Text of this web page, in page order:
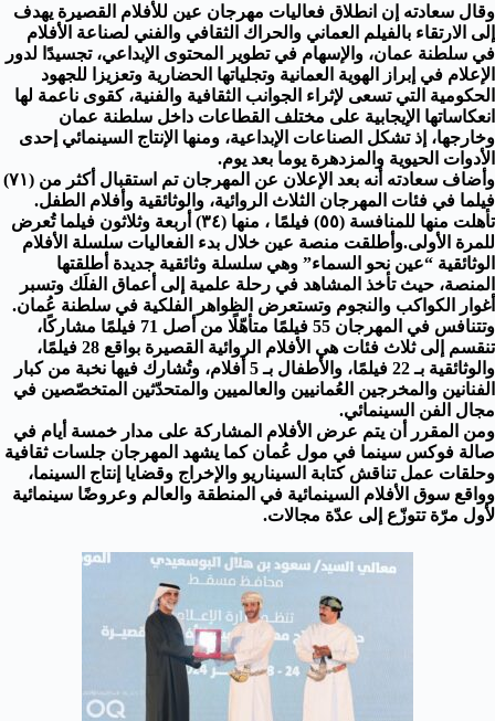
وقال سعادته إن انطلاق فعاليات مهرجان عين للأفلام القصيرة يهدف
إلى الارتقاء بالفيلم العماني والحراك الثقافي والفني لصناعة الأفلام
في سلطنة عمان، والإسهام في تطوير المحتوى الإبداعي، تجسيدًا لدور
الإعلام في إبراز الهوية العمانية وتجلياتها الحضارية وتعزيزا للجهود
الحكومية التي تسعى لإثراء الجوانب الثقافية والفنية، كقوى ناعمة لها
انعكاساتها الإيجابية على مختلف القطاعات داخل سلطنة عمان
وخارجها، إذ تشكل الصناعات الإبداعية، ومنها الإنتاج السينمائي إحدى
الأدوات الحيوية والمزدهرة يوما بعد يوم.
وأضاف سعادته أنه بعد الإعلان عن المهرجان تم استقبال أكثر من (۷۱)
فيلما في فئات المهرجان الثلاث الروائية، والوثائقية وأفلام الطفل.
تأهلت منها للمنافسة (٥٥) فيلمًا ، منها (٣٤) أربعة وثلاثون فيلما تُعرض
للمرة الأولى.وأطلقت منصة عين خلال بدء الفعاليات سلسلة الأفلام
الوثائقية “عين نحو السماء” وهي سلسلة وثائقية جديدة أطلقتها
المنصة، حيث تأخذ المشاهد في رحلة علمية إلى أعماق الفلَك وتسبر
أغوار الكواكب والنجوم وتستعرض الظواهر الفلكية في سلطنة عُمان.
وتتنافس في المهرجان 55 فيلمًا متأهّلًا من أصل 71 فيلمًا مشاركًا،
تنقسم إلى ثلاث فئات هي الأفلام الروائية القصيرة بواقع 28 فيلمًا،
والوثائقية بـ 22 فيلمًا، والأطفال بـ 5 أفلام، وتُشارك فيها نخبة من كبار
الفنانين والمخرجين العُمانيين والعالميين والمتحدّثين المتخصّصين في
مجال الفن السينمائي.
ومن المقرر أن يتم عرض الأفلام المشاركة على مدار خمسة أيام في
صالة فوكس سينما في مول عُمان كما يشهد المهرجان جلسات ثقافية
وحلقات عمل تناقش كتابة السيناريو والإخراج وقضايا إنتاج السينما،
وواقع سوق الأفلام السينمائية في المنطقة والعالم وعروضًا سينمائية
لأول مرّة تتوزّع إلى عدّة مجالات.